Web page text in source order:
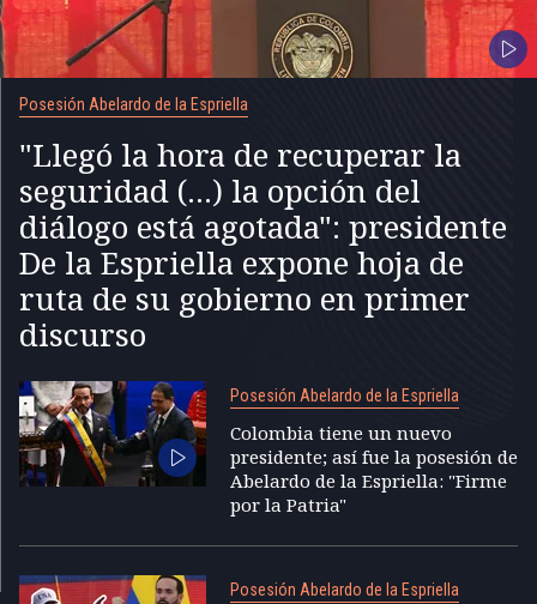
Posesión Abelardo de la Espriella
"Llegó la hora de recuperar la
seguridad (...) la opción del
diálogo está agotada": presidente
De la Espriella expone hoja de
ruta de su gobierno en primer
discurso
Posesión Abelardo de la Espriella
Colombia tiene un nuevo
presidente; así fue la posesión de
Abelardo de la Espriella: "Firme
por la Patria"
Posesión Abelardo de la Espriella